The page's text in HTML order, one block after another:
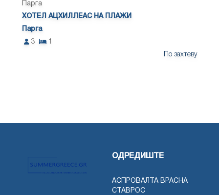
Парга
ХОТЕЛ АЦХИЛЛЕАС НА ПЛАЖИ
Парга
3
По захтеву
ОДРЕДИШТЕ
АСПРОВАЛТА ВРАСНА
СТАВРОС